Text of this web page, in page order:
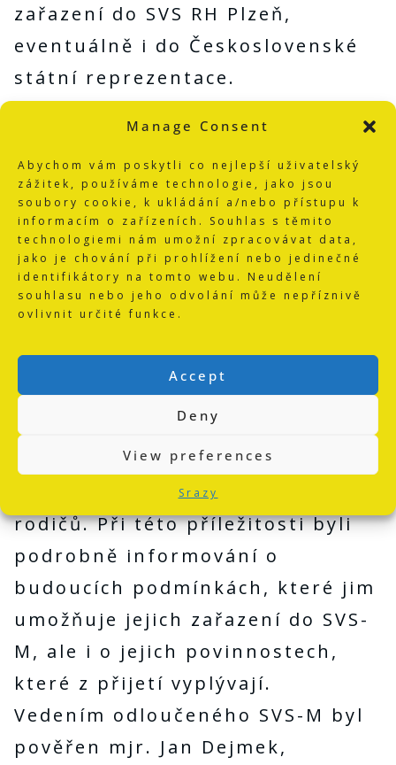
Manage Consent
Abychom vám poskytli co nejlepší uživatelský
zážitek, používáme technologie, jako jsou
soubory cookie, k ukládání a/nebo přístupu k
informacím o zařízeních. Souhlas s těmito
technologiemi nám umožní zpracovávat data,
jako je chování při prohlížení nebo jedinečné
identifikátory na tomto webu. Neudělení
souhlasu nebo jeho odvolání může nepříznivě
ovlivnit určité funkce.
Accept
Deny
View preferences
Srazy
zařazení do SVS RH Plzeň,
eventuálně i do Československé
státní reprezentace.
Tato dohoda umožňovala
přijmout do SVS-M celkem pět
závodníků uvedených kategorií.
Vlastní výběr závodníků byl pak
proveden na základě analýzy
sportovních výsledků s využitím
spolupráce s lékařem a
Vlastní přijetí do SVS-M bylo
provedeno na slavnostní schůzi
za účasti vedoucích představitelů
SVS RH Plzeň, RH Hradec Králově,
vybraných závodníků a jejich
rodičů. Při této příležitosti byli
podrobně informování o
budoucích podmínkách, které jim
umožňuje jejich zařazení do SVS-
M, ale i o jejich povinnostech,
které z přijetí vyplývají.
Vedením odloučeného SVS-M byl
pověřen mjr. Jan Dejmek,